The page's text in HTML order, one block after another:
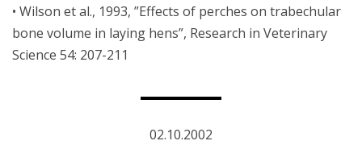
• Wilson et al., 1993, ”Effects of perches on trabechular
bone volume in laying hens”, Research in Veterinary
Science 54: 207-211
02.10.2002